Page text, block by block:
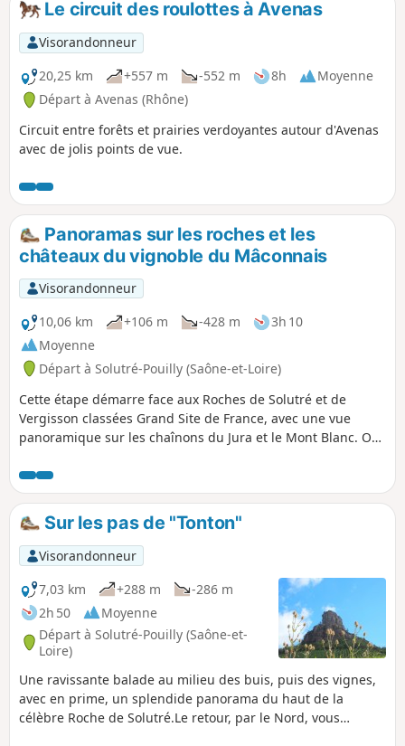
Le circuit des roulottes à Avenas
Visorandonneur
20,25 km
+557 m -552 m 8h
Moyenne
Départ à Avenas (Rhône)
Circuit entre forêts et prairies verdoyantes autour d'Avenas
avec de jolis points de vue.
Panoramas sur les roches et les
châteaux du vignoble du Mâconnais
Visorandonneur
10,06 km
+106 m -428 m
3h 10
Moyenne
Départ à Solutré-Pouilly (Saône-et-Loire)
Cette étape démarre face aux Roches de Solutré et de
Vergisson classées Grand Site de France, avec une vue
panoramique sur les chaînons du Jura et le Mont Blanc. On
faunistique et floristique (ZNIEFF) et des vignobles
renommés (Pouilly-Fuissé, Pouilly-Vinzelles) où l'on domine
les châteaux de Chasselas et de Vinzelles.
Sur les pas de "Tonton"
Visorandonneur
7,03 km
+288 m
-286 m
2h 50
Moyenne
Départ à Solutré-Pouilly (Saône-et-
Loire)
Une ravissante balade au milieu des buis, puis des vignes,
avec en prime, un splendide panorama du haut de la
célèbre Roche de Solutré.Le retour, par le Nord, vous